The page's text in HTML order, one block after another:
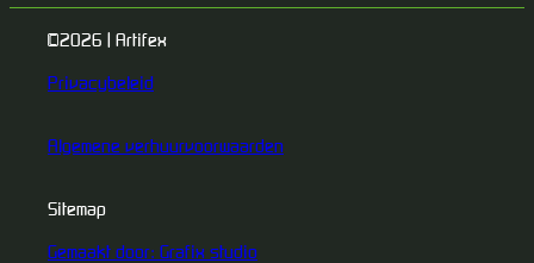
©2026 | Artifex
Privacybeleid
Algemene verhuurvoorwaarden
Sitemap
Gemaakt door: Grafix studio